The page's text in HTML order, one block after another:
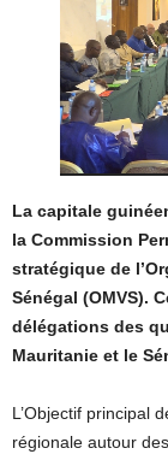
La capitale
la Commission
stratégique de
Sénégal (OMVS).
délégations des
Mauritanie et le
L’Objectif principal
régionale autour